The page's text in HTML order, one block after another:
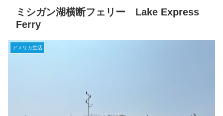
ミシガン湖横断フェリー Lake Express
Ferry
アメリカ生活